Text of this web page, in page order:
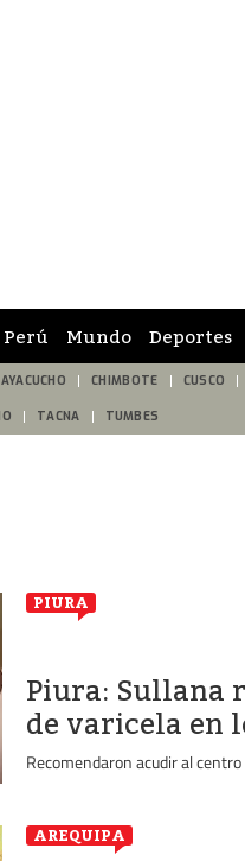
Perú Mundo Deportes
AYACUCHO CHIMBOTE CUSCO
TACNA TUMBES
PIURA
Piura: Sullana
de varicela en
Recomendaron acudir al
AREQUIPA